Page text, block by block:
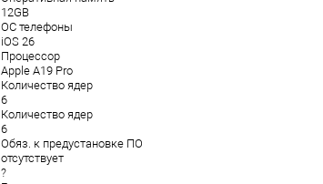
12GB
ОС телефоны
iOS 26
Процессор
Apple A19 Pro
Количество ядер
6
Количество ядер
6
Обяз. к предустановке ПО
отсутствует
?